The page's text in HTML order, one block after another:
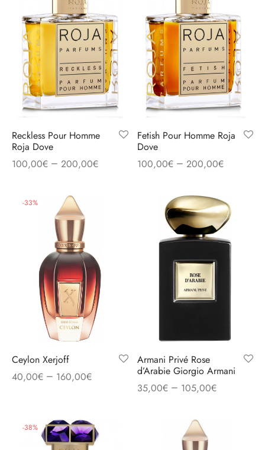
Reckless Pour Homme
Roja Dove
100,00€ – 200,00€
Fetish Pour Homme Roja
Dove
100,00€– 200,00€
-33%
Ceylon Xerjoff
40,00€ – 160,00€
Armani Privé Rose
d’Arabie Giorgio Armani
35,00€– 105,00€
-38%